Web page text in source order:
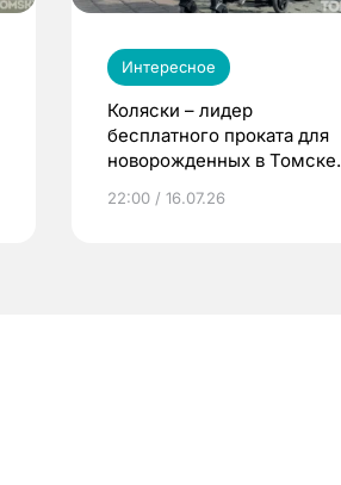
Интересное
Коляски – лидер
бесплатного проката для
новорожденных в Томске.
22:00 / 16.07.26